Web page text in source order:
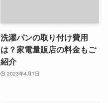
洗濯パンの取り付け費用
は？家電量販店の料金もご
紹介
2023年4月7日